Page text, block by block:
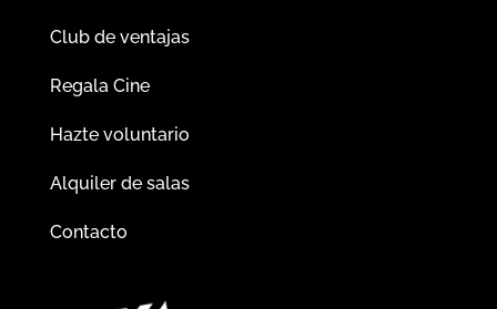
Club de ventajas
Regala Cine
Hazte voluntario
Alquiler de salas
Contacto